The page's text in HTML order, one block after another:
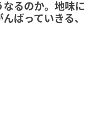
るのか。地味に
ばっていきる、